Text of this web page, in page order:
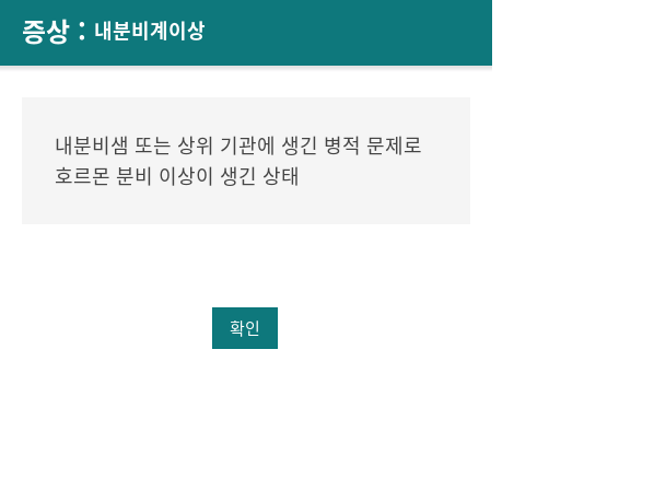
증상 : 내분비계이상
내분비샘 또는 상위 기관에 생긴 병적 문제로
호르몬 분비 이상이 생긴 상태
확인